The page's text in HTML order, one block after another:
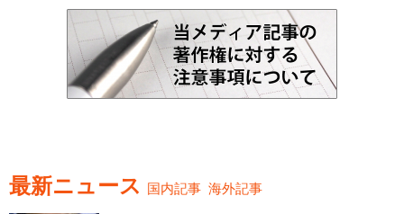
最新ニュース 国内記事 海外記事